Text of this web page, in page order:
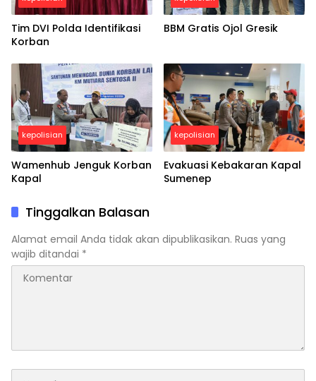
Tim DVI Polda Identifikasi
Korban
BBM Gratis Ojol Gresik
kepolisian
Wamenhub Jenguk Korban
Kapal
kepolisian
Evakuasi Kebakaran Kapal
Sumenep
Tinggalkan Balasan
Alamat email Anda tidak akan dipublikasikan. Ruas yang
wajib ditandai *